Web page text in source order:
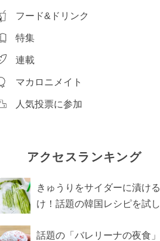
フード&ドリンク
特集
連載
マカロニメイト
人気投票に参加
アクセスランキング
きゅうりをサイダーに漬け
け！話題の韓国レシピを試
話題の「バレリーナの夜食